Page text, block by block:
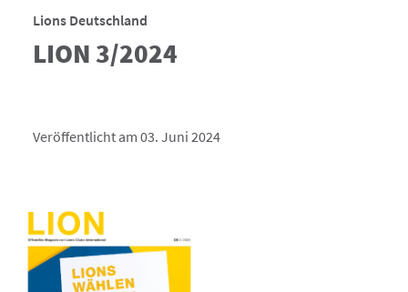
Lions Deutschland
LION 3/2024
Veröffentlicht am 03. Juni 2024